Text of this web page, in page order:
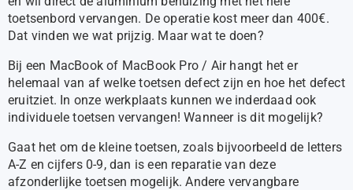
toetsenbord vervangen. De operatie kost meer dan 400€.
Dat vinden we wat prijzig. Maar wat te doen?
Bij een MacBook of MacBook Pro / Air hangt het er
helemaal van af welke toetsen defect zijn en hoe het defect
eruitziet. In onze werkplaats kunnen we inderdaad ook
individuele toetsen vervangen! Wanneer is dit mogelijk?
Gaat het om de kleine toetsen, zoals bijvoorbeeld de letters
A-Z en cijfers 0-9, dan is een reparatie van deze
afzonderlijke toetsen mogelijk. Andere vervangbare